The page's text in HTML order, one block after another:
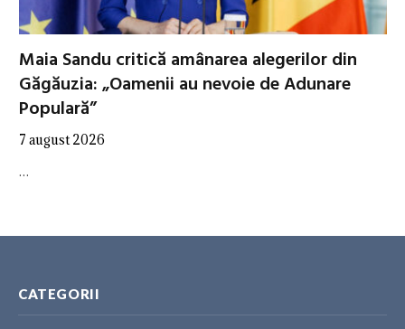
Maia Sandu critică amânarea alegerilor din
Găgăuzia: „Oamenii au nevoie de Adunare
Populară”
7 august 2026
…
CATEGORII